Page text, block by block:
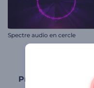
Spectre audio en cercle
Promouvez votre